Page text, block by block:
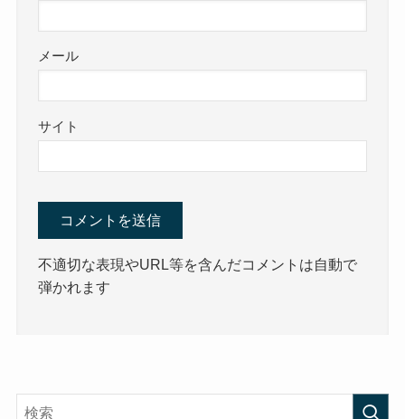
メール
サイト
不適切な表現やURL等を含んだコメントは自動で
弾かれます